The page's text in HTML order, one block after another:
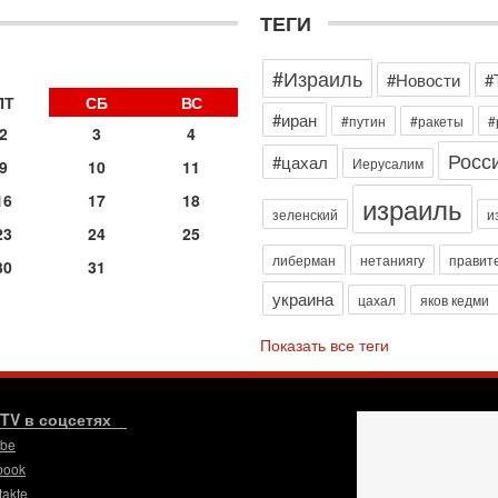
СБ
ВС
2 3
4
9 10
11
17
18
24
25
31
ТЕГИ
#Израиль
#Новости
#иран
#путин #ракеты
#цахал Иерусалим
зеленский израиль
либерман нетаниягу
украина цахал яков кедми
Показать все теги
в соцсетях